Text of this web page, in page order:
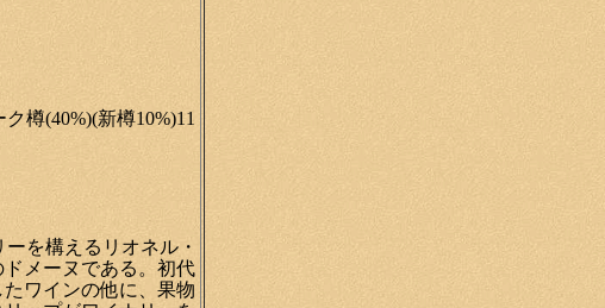
樽(40%)(新樽10%)11
を構えるリオネル・
メーヌである。初代
ワインの他に、果物